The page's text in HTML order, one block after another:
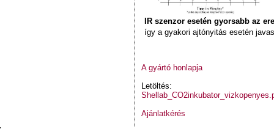
IR szenzor esetén gyorsabb az
így a gyakori ajtónyitás esetén
A gyártó honlapja
Letöltés:
Ajánlatkérés